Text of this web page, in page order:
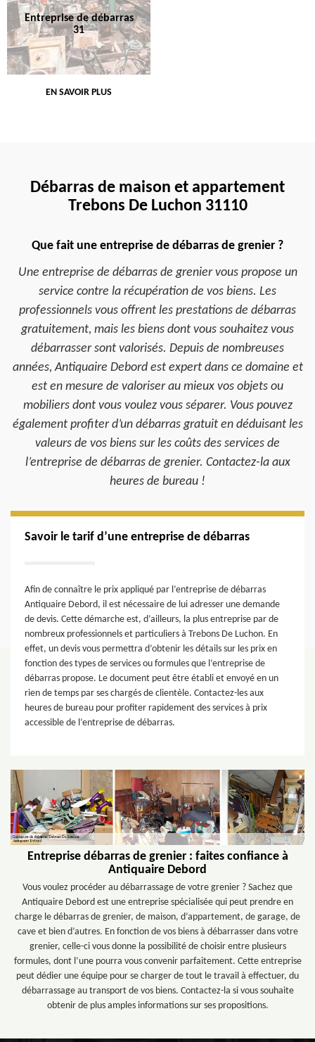
Entreprise de débarras
31
EN SAVOIR PLUS
Débarras de maison et appartement
Trebons De Luchon 31110
Que fait une entreprise de débarras de grenier ?
Une entreprise de débarras de grenier vous propose un
service contre la récupération de vos biens. Les
professionnels vous offrent les prestations de débarras
gratuitement, mais les biens dont vous souhaitez vous
débarrasser sont valorisés. Depuis de nombreuses
années, Antiquaire Debord est expert dans ce domaine et
est en mesure de valoriser au mieux vos objets ou
mobiliers dont vous voulez vous séparer. Vous pouvez
également profiter d’un débarras gratuit en déduisant les
valeurs de vos biens sur les coûts des services de
l’entreprise de débarras de grenier. Contactez-la aux
heures de bureau !
Savoir le tarif d’une entreprise de débarras
Afin de connaître le prix appliqué par l’entreprise de débarras
Antiquaire Debord, il est nécessaire de lui adresser une demande
de devis. Cette démarche est, d’ailleurs, la plus entreprise par de
nombreux professionnels et particuliers à Trebons De Luchon. En
effet, un devis vous permettra d’obtenir les détails sur les prix en
fonction des types de services ou formules que l’entreprise de
débarras propose. Le document peut être établi et envoyé en un
rien de temps par ses chargés de clientèle. Contactez-les aux
heures de bureau pour profiter rapidement des services à prix
accessible de l’entreprise de débarras.
Entreprise débarras de grenier : faites confiance à
Antiquaire Debord
Vous voulez procéder au débarrassage de votre grenier ? Sachez que
Antiquaire Debord est une entreprise spécialisée qui peut prendre en
charge le débarras de grenier, de maison, d’appartement, de garage, de
cave et bien d’autres. En fonction de vos biens à débarrasser dans votre
grenier, celle-ci vous donne la possibilité de choisir entre plusieurs
formules, dont l’une pourra vous convenir parfaitement. Cette entreprise
peut dédier une équipe pour se charger de tout le travail à effectuer, du
débarrassage au transport de vos biens. Contactez-la si vous souhaite
obtenir de plus amples informations sur ses propositions.